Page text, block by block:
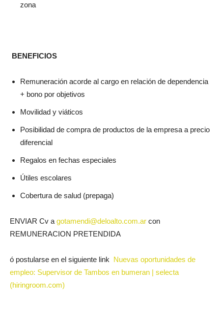
zona
BENEFICIOS
Remuneración acorde al cargo en relación de dependencia
+ bono por objetivos
Movilidad y viáticos
Posibilidad de compra de productos de la empresa a precio
diferencial
Regalos en fechas especiales
Útiles escolares
Cobertura de salud (prepaga)
ENVIAR Cv a gotamendi@deloalto.com.ar con
REMUNERACION PRETENDIDA
ó postularse en el siguiente link Nuevas oportunidades de
empleo: Supervisor de Tambos en bumeran | selecta
(hiringroom.com)